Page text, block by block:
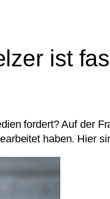
ist
fordert? Auf der
haben. Hier